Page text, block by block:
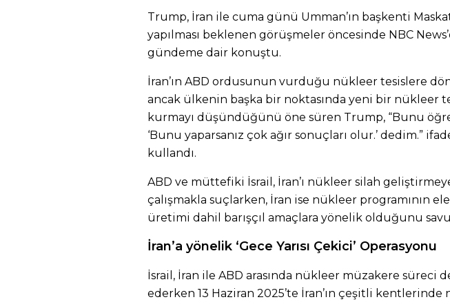
Trump, İran ile cuma günü Umman’ın başkenti
yapılması beklenen görüşmeler öncesinde NBC
gündeme dair konuştu.
İran’ın ABD ordusunun vurduğu nükleer tesislere
ancak ülkenin başka bir noktasında yeni bir nükleer
kurmayı düşündüğünü öne süren Trump, “Bunu
‘Bunu yaparsanız çok ağır sonuçları olur.’ dedim.”
kullandı.
ABD ve müttefiki İsrail, İran’ı nükleer silah
çalışmakla suçlarken, İran ise nükleer programının
üretimi dahil barışçıl amaçlara yönelik olduğunu
İran’a yönelik ‘Gece Yarısı Çekici’ Operasyonu
İsrail, İran ile ABD arasında nükleer müzakere süreci
ederken 13 Haziran 2025’te İran’ın çeşitli kentlerinde